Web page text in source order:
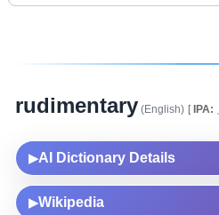
rudimentary (English) [IPA:
▶AI Dictionary Details
▶Wikipedia